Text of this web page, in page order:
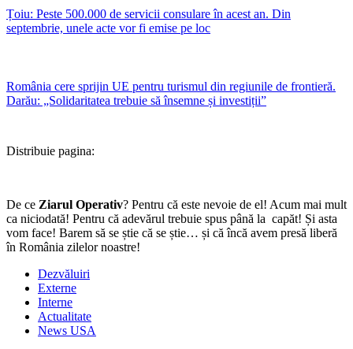
Țoiu: Peste 500.000 de servicii consulare în acest an. Din
septembrie, unele acte vor fi emise pe loc
România cere sprijin UE pentru turismul din regiunile de frontieră.
Darău: „Solidaritatea trebuie să însemne și investiții”
Distribuie pagina:
De ce Ziarul Operativ? Pentru că este nevoie de el! Acum mai mult
ca niciodată! Pentru că adevărul trebuie spus până la capăt! Și asta
vom face! Barem să se știe că se știe… și că încă avem presă liberă
în România zilelor noastre!
Dezvăluiri
Externe
Interne
Actualitate
News USA